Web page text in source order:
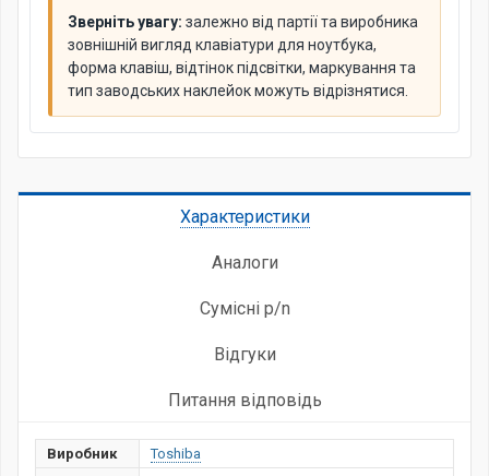
Зверніть увагу: залежно від партії та виробника
зовнішній вигляд клавіатури для ноутбука,
форма клавіш, відтінок підсвітки, маркування та
тип заводських наклейок можуть відрізнятися.
Характеристики
Аналоги
Сумісні p/n
Відгуки
Питання відповідь
Виробник
Toshiba